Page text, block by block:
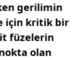
gerilimin
için kritik bir
füzelerin
olan